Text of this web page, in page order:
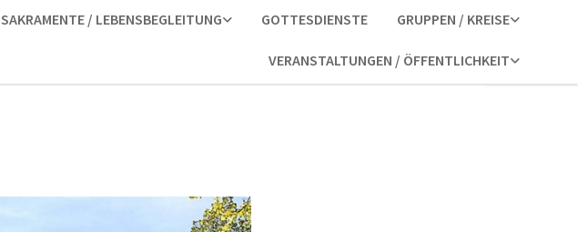
SAKRAMENTE / LEBENSBEGLEITUNG GOTTESDIENSTE GRUPPEN / KREISE
VERANSTALTUNGEN / ÖFFENTLICHKEIT